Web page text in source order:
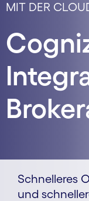
MIT DER
Schnelleres
und